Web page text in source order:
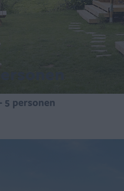
personen